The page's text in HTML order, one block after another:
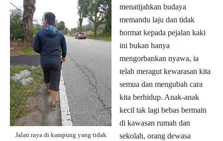
Jalan raya di kampung yang tidak
menatijahkan budaya
memandu laju dan tidak
hormat kepada pejalan kaki
ini bukan hanya
mengorbankan nyawa, ia
telah meragut kewarasan kita
semua dan mengubah cara
kita berhidup. Anak-anak
kecil tak lagi bebas bermain
di kawasan rumah dan
sekolah, orang dewasa